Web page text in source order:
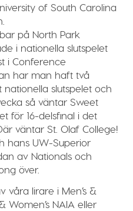
of South Carolina
på North Park
i nationella slutspelet
i Conference
har man haft två
slutspelet och
så väntar Sweet
för 16-delsfinal i det
väntar St. Olaf College!
hans UW-Superior
av Nationals och
över.
våra lirare i Men’s &
&Women’s NAIA eller